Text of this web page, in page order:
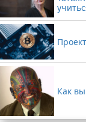
Как